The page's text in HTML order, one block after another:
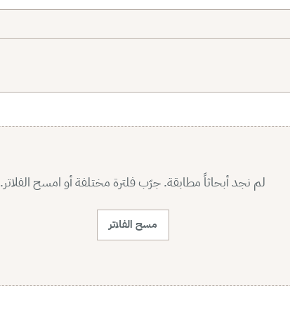
لم نجد أبحاثاً مطابقة. جرّب فلترة مختلفة أو امسح الفلاتر.
مسح الفلاتر